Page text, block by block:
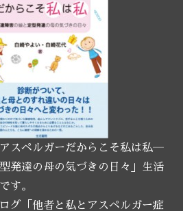
スペルガーだからこそ私は私―
発達の母の気づきの日々」生活
す。
グ「他者と私とアスペルガー症